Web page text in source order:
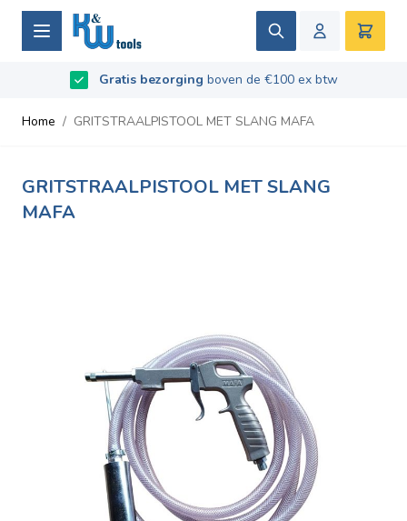
Ga naar de inhoud
Zoek
B2B / Grotere aantallen bestellen?
vraag naar de
voorwaarden
Beoordeeld met9.5/10- Gebaseerd op 669 recensies
Home / GRITSTRAALPISTOOL MET SLANG MAFA
GRITSTRAALPISTOOL MET SLANG
MAFA